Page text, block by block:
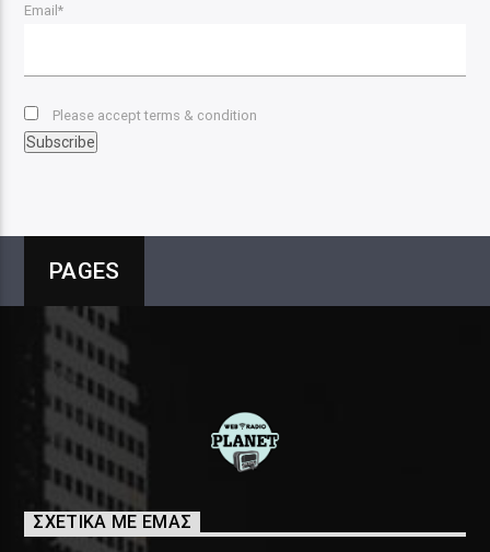
Email*
Please accept terms & condition
PAGES
ΣΧΕΤΙΚΑ ΜΕ ΕΜΑΣ